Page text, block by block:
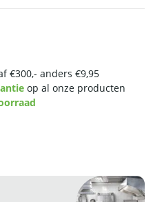
€300,- anders €9,95
op al onze producten